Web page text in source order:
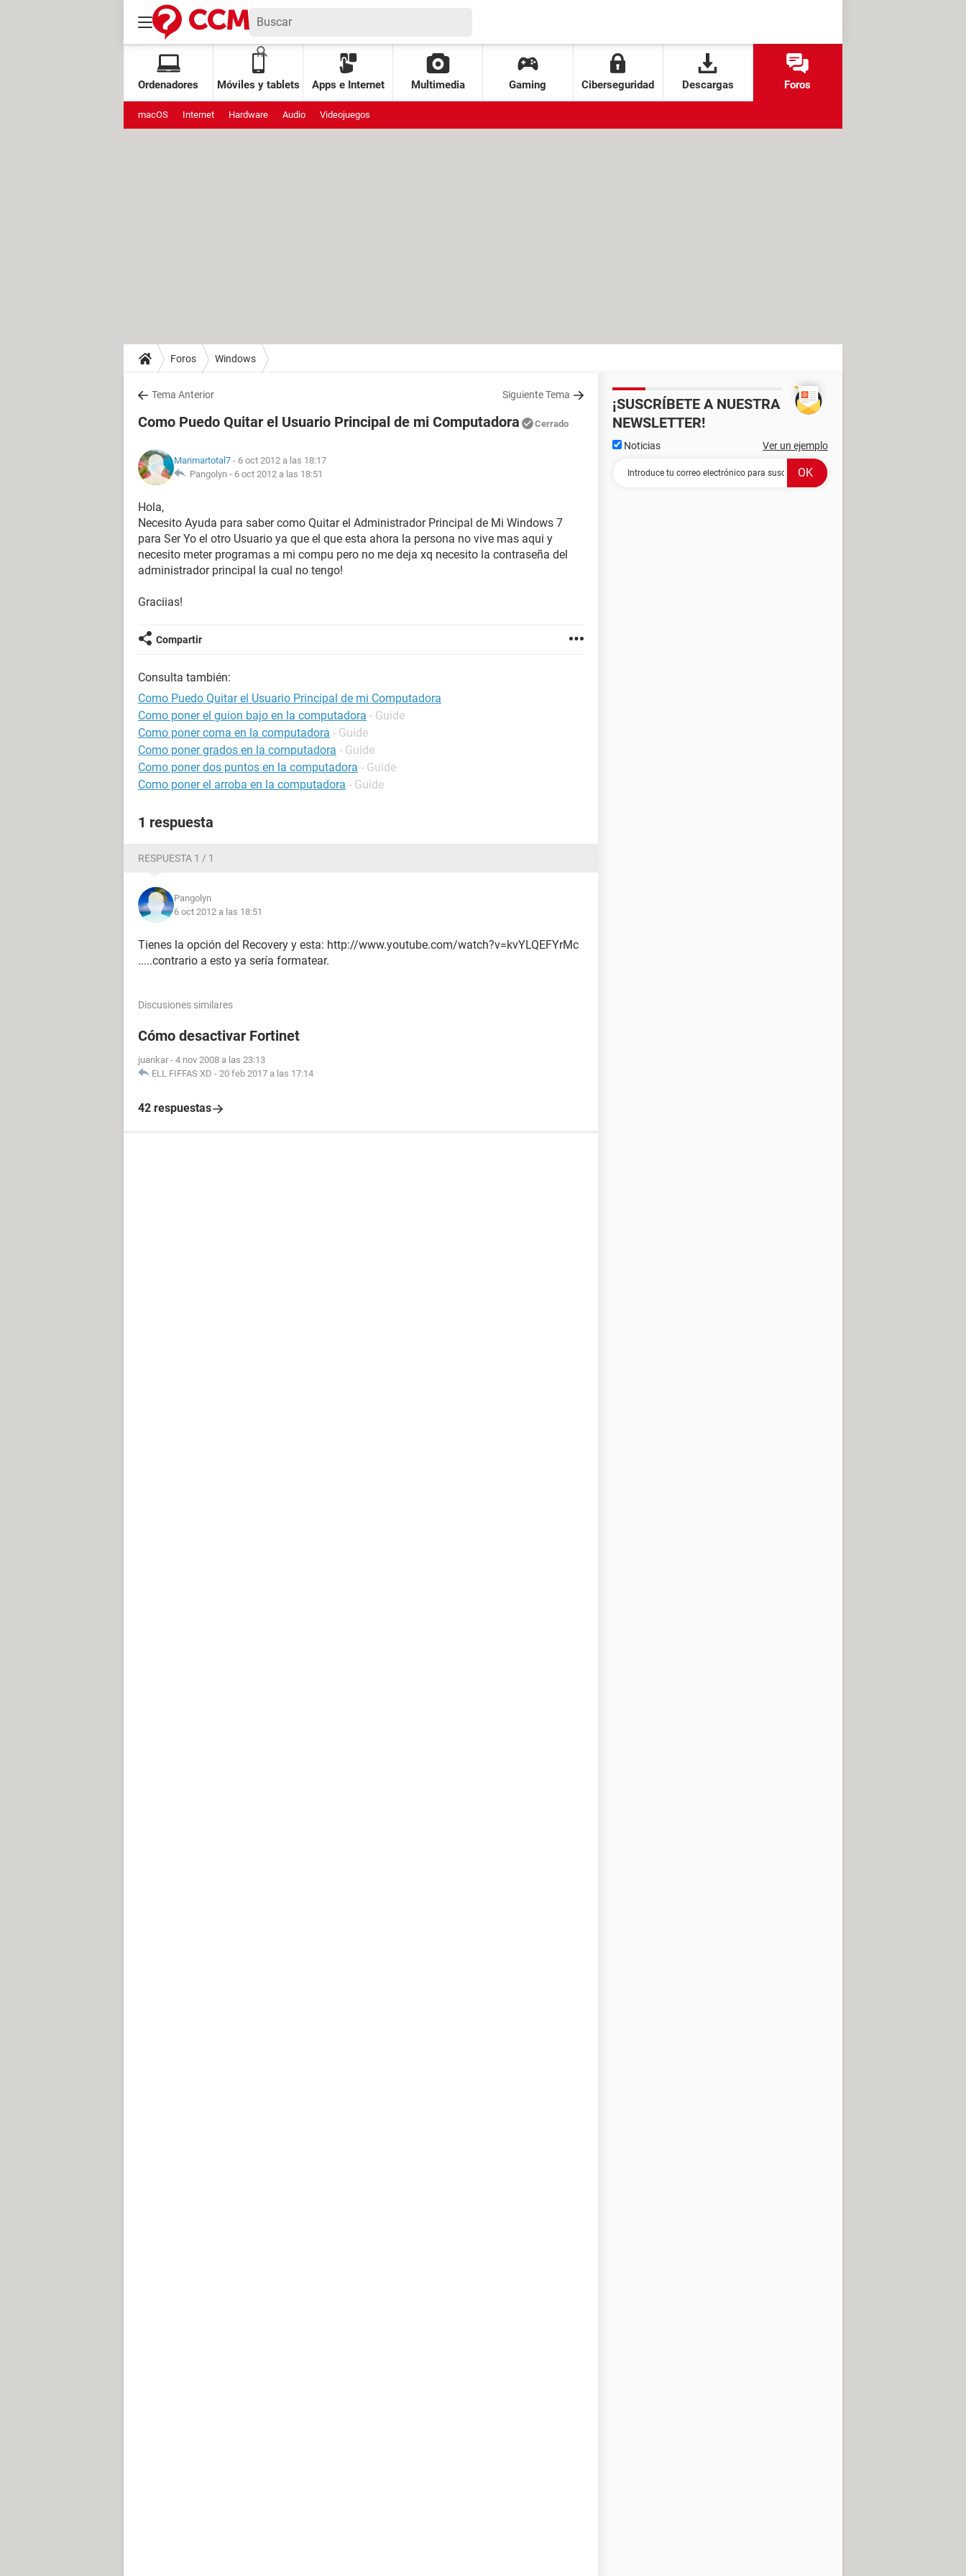
Ordenadores Móviles y tablets Apps e Internet Multimedia Gaming Ciberseguridad Descargas Foros
macOS Internet Hardware Audio Videojuegos
Foros Windows
Tema Anterior Siguiente Tema
Como Puedo Quitar el Usuario Principal de mi Computadora Cerrado
Marimartotal7 - 6 oct 2012 a las 18:17
Pangolyn - 6 oct 2012 a las 18:51
Hola,
Necesito Ayuda para saber como Quitar el Administrador Principal de Mi Windows 7
para Ser Yo el otro Usuario ya que el que esta ahora la persona no vive mas aqui y
necesito meter programas a mi compu pero no me deja xq necesito la contraseña del
administrador principal la cual no tengo!
Graciias!
Compartir
Consulta también:
Como Puedo Quitar el Usuario Principal de mi Computadora
Como poner el guion bajo en la computadora - Guide
Como poner coma en la computadora - Guide
Como poner grados en la computadora - Guide
Como poner dos puntos en la computadora - Guide
Como poner el arroba en la computadora - Guide
1 respuesta
RESPUESTA 1 / 1
Pangolyn
6 oct 2012 a las 18:51
Tienes la opción del Recovery y esta: http://www.youtube.com/watch?v=kvYLQEFYrMc
.....contrario a esto ya sería formatear.
Discusiones similares
Cómo desactivar Fortinet
juankar - 4 nov 2008 a las 23:13
ELL FIFFAS XD - 20 feb 2017 a las 17:14
42 respuestas
¡SUSCRÍBETE A NUESTRA
NEWSLETTER!
Noticias Ver un ejemplo